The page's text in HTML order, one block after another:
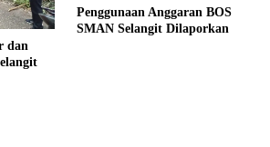
dan
Penggunaan Anggaran BOS
SMAN Selangit Dilaporkan